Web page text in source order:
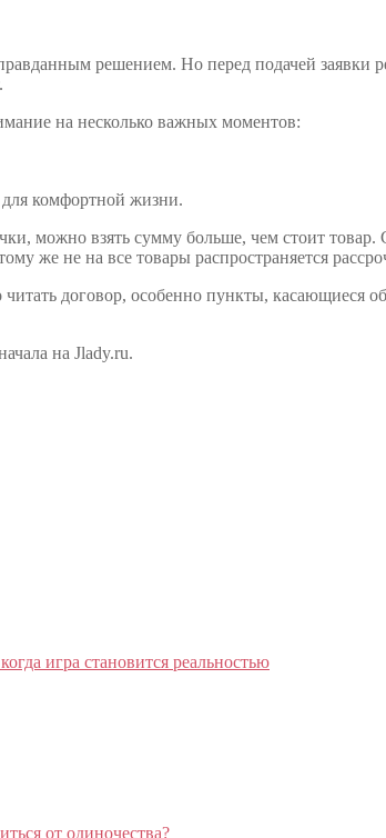
решением. Но перед подачей заявки
на несколько важных моментов:
для комфортной жизни.
можно взять сумму больше, чем стоит товар.
же не на все товары распространяется
договор, особенно пункты, касающиеся
на Jlady.ru.
игра становится реальностью
от одиночества?